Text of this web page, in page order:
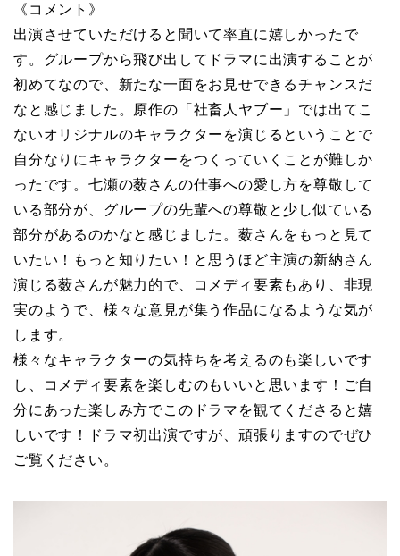
《コメント》
出演させていただけると聞いて率直に嬉しかったで
す。グループから飛び出してドラマに出演することが
初めてなので、新たな一面をお見せできるチャンスだ
なと感じました。原作の「社畜人ヤブー」では出てこ
ないオリジナルのキャラクターを演じるということで
自分なりにキャラクターをつくっていくことが難しか
ったです。七瀬の薮さんの仕事への愛し方を尊敬して
いる部分が、グループの先輩への尊敬と少し似ている
部分があるのかなと感じました。薮さんをもっと見て
いたい！もっと知りたい！と思うほど主演の新納さん
演じる薮さんが魅力的で、コメディ要素もあり、非現
実のようで、様々な意見が集う作品になるような気が
します。
様々なキャラクターの気持ちを考えるのも楽しいです
し、コメディ要素を楽しむのもいいと思います！ご自
分にあった楽しみ方でこのドラマを観てくださると嬉
しいです！ドラマ初出演ですが、頑張りますのでぜひ
ご覧ください。